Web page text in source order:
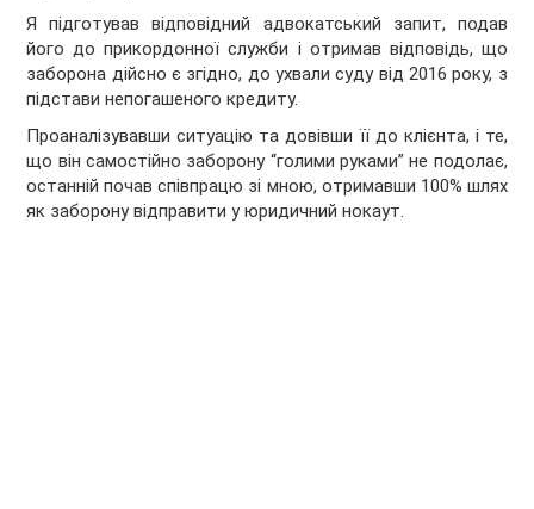
Я підготував відповідний адвокатський запит, подав
його до прикордонної служби і отримав відповідь, що
заборона дійсно є згідно, до ухвали суду від 2016 року, з
підстави непогашеного кредиту.
Проаналізувавши ситуацію та довівши її до клієнта, і те,
що він самостійно заборону “голими руками” не подолає,
останній почав співпрацю зі мною, отримавши 100% шлях
як заборону відправити у юридичний нокаут.